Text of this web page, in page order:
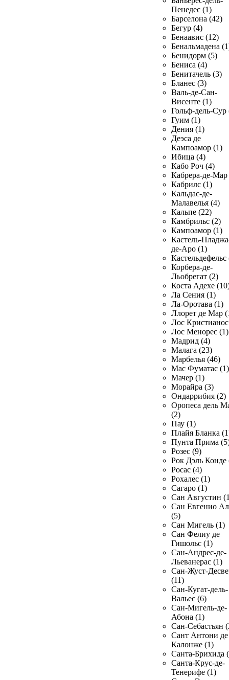
Пенедес (1)
Барселона (42)
Бегур (4)
Бенаавис (12)
Бенальмадена
Бенидорм (5)
Бениса (4)
Бенитачель (3)
Бланес (3)
Валь-де-Сан-
Висенте (1)
Гольф-дель-Сур
Гуим (1)
Дения (1)
Деэса де
Кампоамор (1)
Ибица (4)
Кабо Роч (4)
Кабрера-де-Мар
Кабрилс (1)
Кальдас-де-
Малавелья (4)
Кальпе (22)
Камбрильс (2)
Кампоамор (1)
Кастель-
де-Аро (1)
Кастельдефельс
Корбера-де-
Льобрегат (2)
Коста Адехе
Ла Сения (1)
Ла-Оротава (1)
Ллорет де Мар
Лос
Лос Менорес (1)
Мадрид (4)
Малага (23)
Марбелья (46)
Мас Фуматас (1)
Мачер (1)
Морайра (3)
Ондаррибия (2)
Оропеса дель
(2)
Пау (1)
Плайя Бланка
Пунта Прима
Розес (9)
Рок Дэль Конде
Росас (4)
Рохалес (1)
Сагаро (1)
Сан Августин
Сан Евгенио
(5)
Сан Мигель (1)
Сан Фелиу де
Гишольс (1)
Сан-Андрес-де-
Льеванерас (1)
Сан-Жуст-
(11)
Сан-Кугат-дель-
Вальес (6)
Сан-Мигель-де-
Абона (1)
Сан-Себастьян
Сант Антони де
Калонже (1)
Санта-Брихида
Санта-Крус-де-
Тенерифе (1)